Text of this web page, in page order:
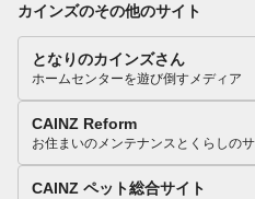
カインズのその他のサイト
となりのカインズさん
ホームセンターを遊び倒すメディア
CAINZ Reform
お住まいのメンテナンスとくらしの
CAINZ ペット総合サイト